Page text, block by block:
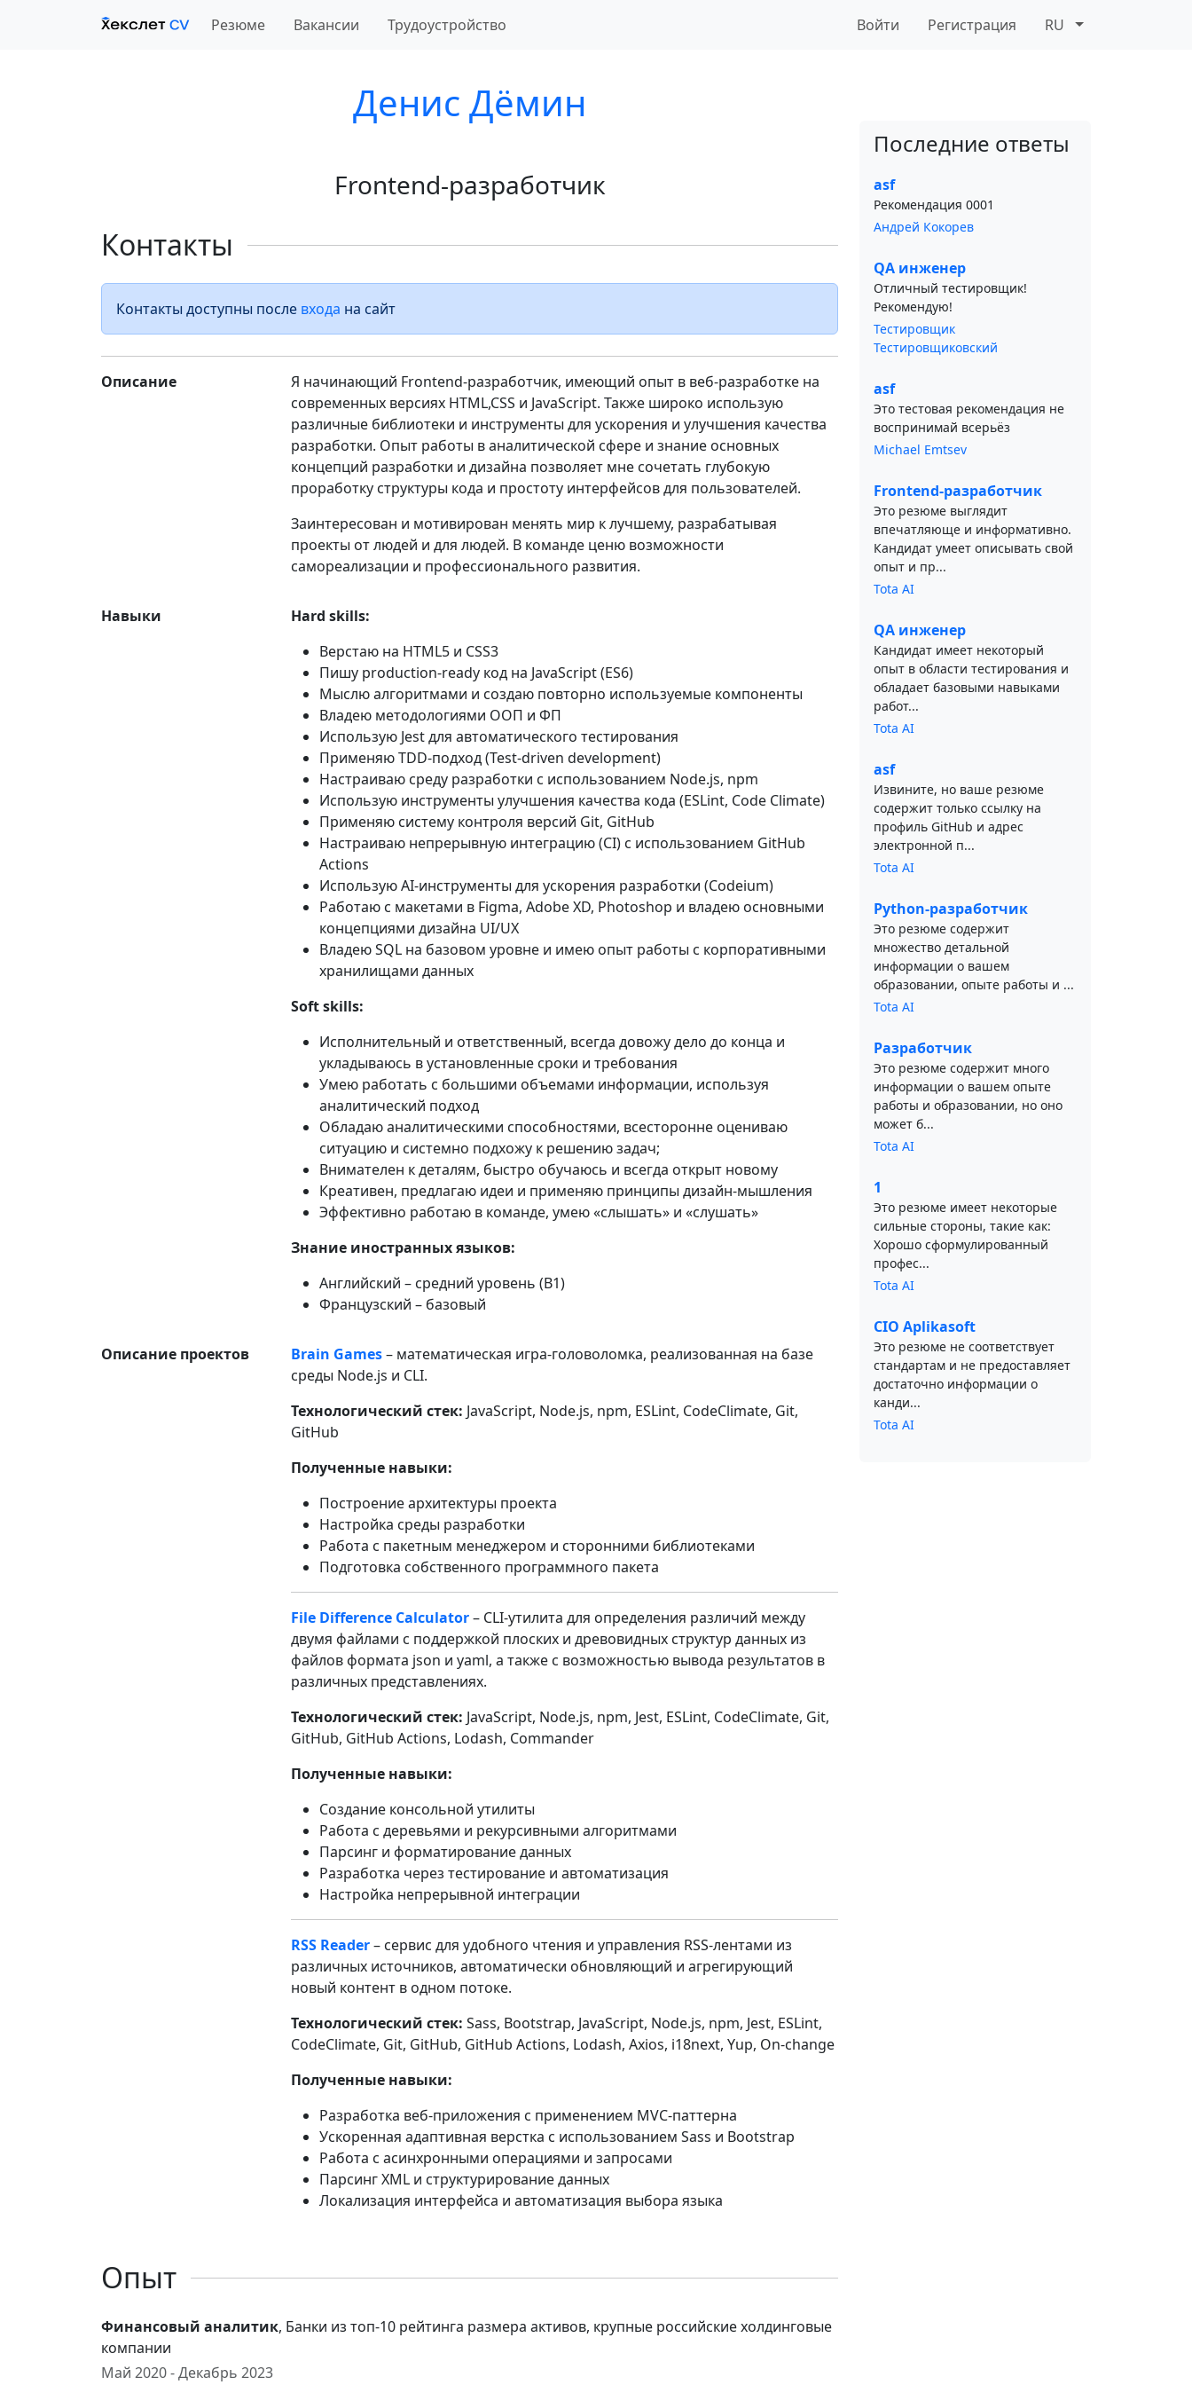
Резюме Вакансии Трудоустройство Войти Регистрация RU
Денис Дёмин
Frontend-разработчик
Контакты
Контакты доступны после входа на сайт
Описание
Я начинающий Frontend-разработчик, имеющий опыт в веб-разработке на
современных версиях HTML,CSS и JavaScript. Также широко использую
различные библиотеки и инструменты для ускорения и улучшения качества
разработки. Опыт работы в аналитической сфере и знание основных
концепций разработки и дизайна позволяет мне сочетать глубокую
проработку структуры кода и простоту интерфейсов для пользователей.
Заинтересован и мотивирован менять мир к лучшему, разрабатывая
проекты от людей и для людей. В команде ценю возможности
самореализации и профессионального развития.
Навыки
Hard skills:
Верстаю на HTML5 и CSS3
Пишу production-ready код на JavaScript (ES6)
Мыслю алгоритмами и создаю повторно используемые компоненты
Владею методологиями ООП и ФП
Использую Jest для автоматического тестирования
Применяю TDD-подход (Test-driven development)
Настраиваю среду разработки с использованием Node.js, npm
Использую инструменты улучшения качества кода (ESLint, Code Climate)
Применяю систему контроля версий Git, GitHub
Настраиваю непрерывную интеграцию (CI) с использованием GitHub
Actions
Использую AI-инструменты для ускорения разработки (Codeium)
Работаю с макетами в Figma, Adobe XD, Photoshop и владею основными
концепциями дизайна UI/UX
Владею SQL на базовом уровне и имею опыт работы с корпоративными
хранилищами данных
Soft skills:
Исполнительный и ответственный, всегда довожу дело до конца и
укладываюсь в установленные сроки и требования
Умею работать с большими объемами информации, используя
аналитический подход
Обладаю аналитическими способностями, всесторонне оцениваю
ситуацию и системно подхожу к решению задач;
Внимателен к деталям, быстро обучаюсь и всегда открыт новому
Креативен, предлагаю идеи и применяю принципы дизайн-мышления
Эффективно работаю в команде, умею «слышать» и «слушать»
Знание иностранных языков:
Английский – средний уровень (B1)
Французский – базовый
Описание проектов Brain Games– математическая игра-головоломка, реализованная на базе
среды Node.js и CLI.
Технологический стек: JavaScript, Node.js, npm, ESLint, CodeClimate, Git,
GitHub
Полученные навыки:
Построение архитектуры проекта
Настройка среды разработки
Работа с пакетным менеджером и сторонними библиотеками
Подготовка собственного программного пакета
File Difference Calculator– CLI-утилита для определения различий между
двумя файлами с поддержкой плоских и древовидных структур данных из
файлов формата json и yaml, а также с возможностью вывода результатов в
различных представлениях.
Технологический стек: JavaScript, Node.js, npm, Jest, ESLint, CodeClimate, Git,
GitHub, GitHub Actions, Lodash, Commander
Полученные навыки:
Создание консольной утилиты
Работа с деревьями и рекурсивными алгоритмами
Парсинг и форматирование данных
Разработка через тестирование и автоматизация
Настройка непрерывной интеграции
RSS Reader– сервис для удобного чтения и управления RSS-лентами из
различных источников, автоматически обновляющий и агрегирующий
новый контент в одном потоке.
Технологический стек: Sass, Bootstrap, JavaScript, Node.js, npm, Jest, ESLint,
CodeClimate, Git, GitHub, GitHub Actions, Lodash, Axios, i18next, Yup, On-change
Полученные навыки:
Разработка веб-приложения с применением MVC-паттерна
Ускоренная адаптивная верстка с использованием Sass и Bootstrap
Работа с асинхронными операциями и запросами
Парсинг XML и структурирование данных
Локализация интерфейса и автоматизация выбора языка
Опыт
Финансовый аналитик, Банки из топ-10 рейтинга размера активов, крупные российские холдинговые
компании
Май 2020 - Декабрь 2023
Последние ответы
asf
Рекомендация 0001
Андрей Кокорев
QA инженер
Отличный тестировщик!
Рекомендую!
Тестировщик
Тестировщиковский
asf
Это тестовая рекомендация не
воспринимай всерьёз
Michael Emtsev
Frontend-разработчик
Это резюме выглядит
впечатляюще и информативно.
Кандидат умеет описывать свой
опыт и пр...
Tota AI
QA инженер
Кандидат имеет некоторый
опыт в области тестирования и
обладает базовыми навыками
работ...
Tota AI
asf
Извините, но ваше резюме
содержит только ссылку на
профиль GitHub и адрес
электронной п...
Tota AI
Python-разработчик
Это резюме содержит
множество детальной
информации о вашем
образовании, опыте работы и ...
Tota AI
Разработчик
Это резюме содержит много
информации о вашем опыте
работы и образовании, но оно
может б...
Tota AI
1
Это резюме имеет некоторые
сильные стороны, такие как:
Хорошо сформулированный
профес...
Tota AI
CIO Aplikasoft
Это резюме не соответствует
стандартам и не предоставляет
достаточно информации о
канди...
Tota AI